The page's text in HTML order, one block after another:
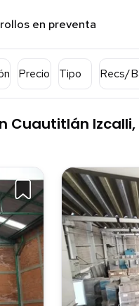
en preventa
Precio Tipo Recs/
Izcalli,